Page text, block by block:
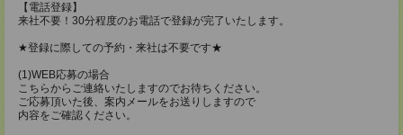
【電話登録】
来社不要！30分程度のお電話で登録が完了いたします。
★登録に際しての予約・来社は不要です★
(1)WEB応募の場合
こちらからご連絡いたしますのでお待ちください。
ご応募頂いた後、案内メールをお送りしますので
内容をご確認ください。